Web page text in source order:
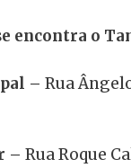
encontra o
– Rua
– Rua Roque